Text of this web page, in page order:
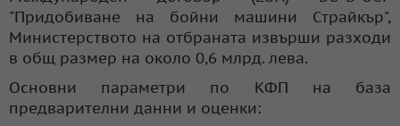
"Придобиване на бойни машини Страйкър",
Министерството на отбраната извърши разходи
в общ размер на около 0,6 млрд. лева.
Основни параметри по КФП на база
предварителни данни и оценки: